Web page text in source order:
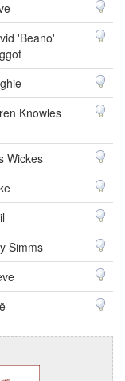
'Beano'
Knowles
Wickes
Simms